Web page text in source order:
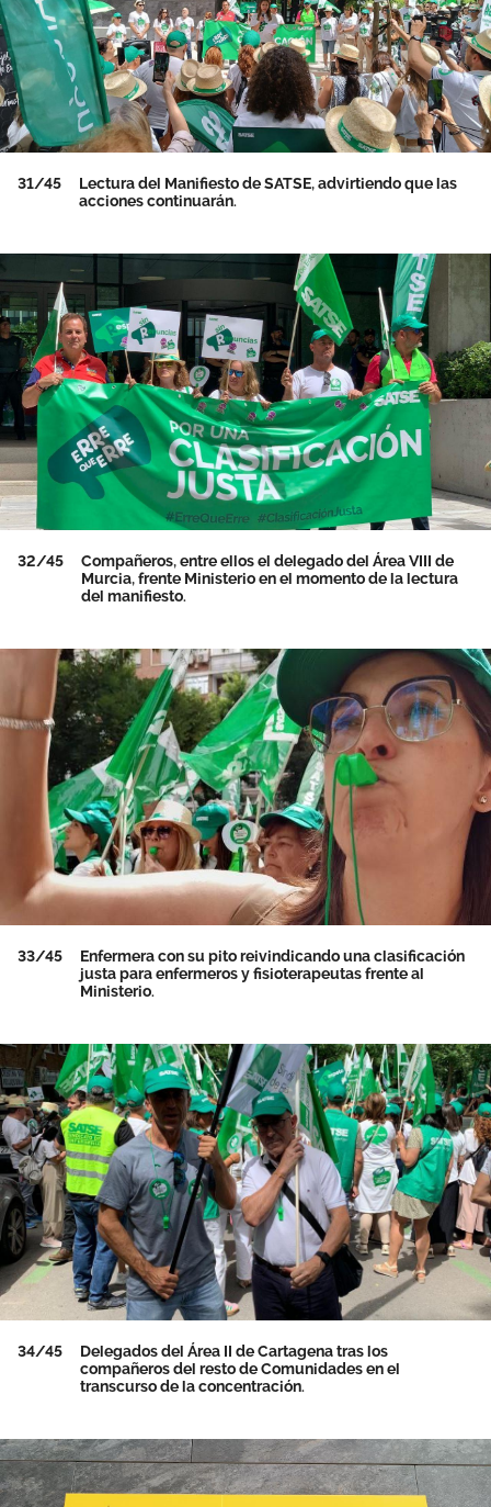
31/45
Lectura del Manifiesto de SATSE, advirtiendo que las
acciones continuarán.
32/45
Compañeros, entre ellos el delegado del Área VIII de
Murcia, frente Ministerio en el momento de la lectura
del manifiesto.
33/45
Enfermera con su pito reivindicando una clasificación
justa para enfermeros y fisioterapeutas frente al
Ministerio.
34/45
Delegados del Área II de Cartagena tras los
compañeros del resto de Comunidades en el
transcurso de la concentración.